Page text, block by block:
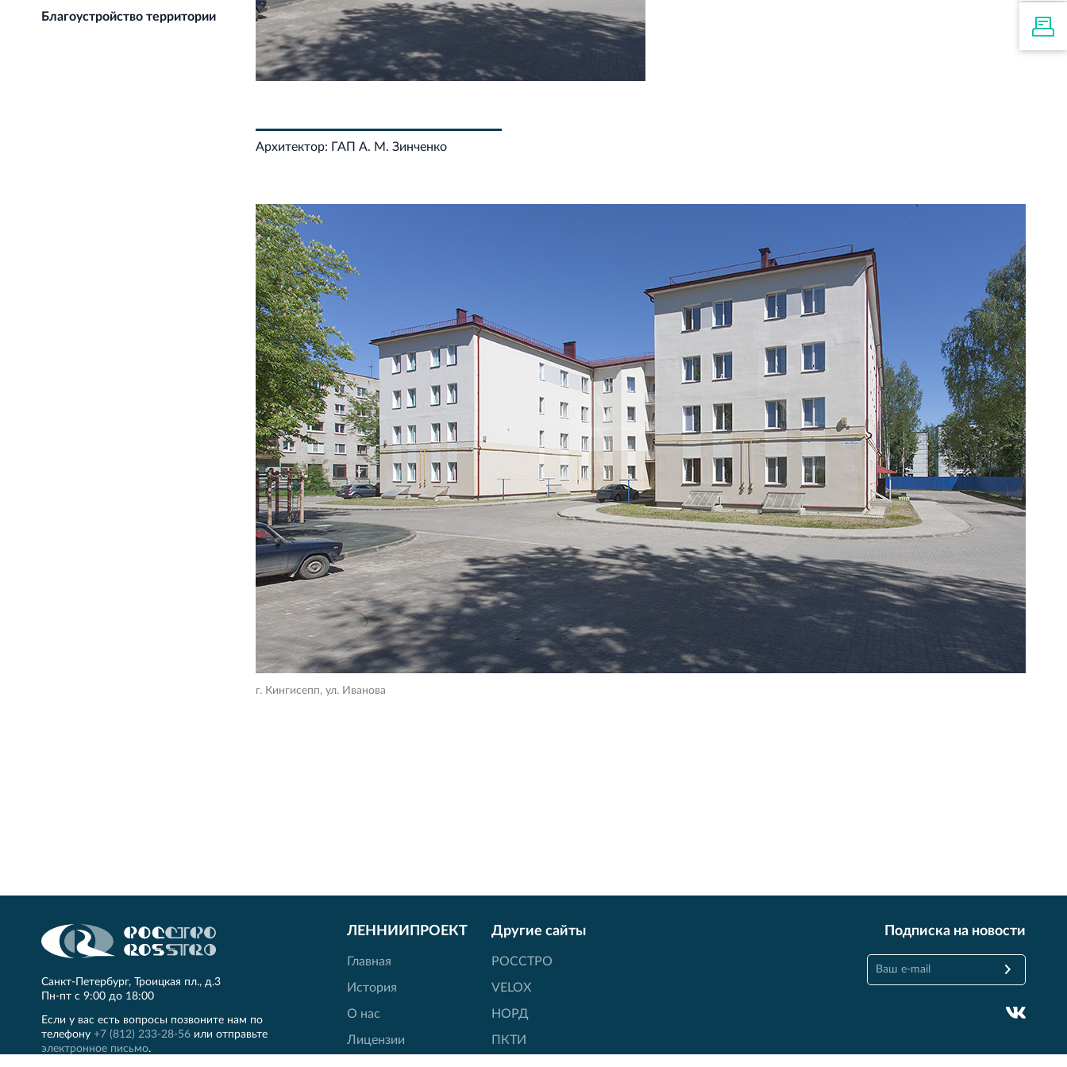
Благоустройство территории
Архитектор: ГАП А. М. Зинченко
г. Кингисепп, ул. Иванова
Санкт‐Петербург, Троицкая пл., д.3
Пн‐пт с 9:00 до 18:00
Если у вас есть вопросы позвоните нам по
телефону +7 (812) 233-28-56 или отправьте
электронное письмо.
ЛЕННИИПРОЕКТ
Главная
История
О нас
Лицензии
Другие сайты
РОССТРО
VELOX
НОРД
ПКТИ
Подписка на новости